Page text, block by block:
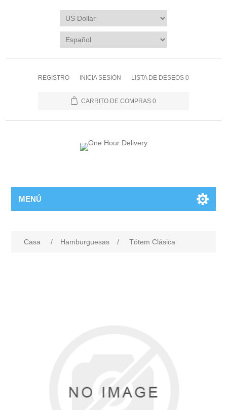
REGISTRO INICIA SESIÓN LISTA DE DESEOS 0
CARRITO DE COMPRAS 0
MENÚ
Casa / Hamburguesas / Tótem Clásica